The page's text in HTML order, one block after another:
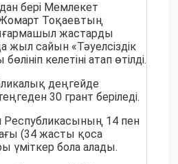
бері Мемлекет
Тоқаевтың
жастарды
жыл сайын «Тәуелсіздік
келетіні атап өтілді.
деңгейде
30 грант беріледі.
Республикасының 14 пен
(34 жасты қоса
үміткер бола алады.